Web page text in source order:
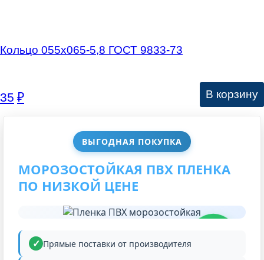
ВЫГОДНАЯ ПОКУПКА
МОРОЗОСТОЙКАЯ ПВХ ПЛЕНКА
ПО НИЗКОЙ ЦЕНЕ
Прямые поставки от производителя
Кольцо 055х065-5,8 ГОСТ 9833-73
35 ₽ В корзину